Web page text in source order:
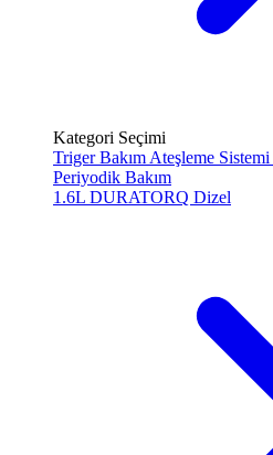
Kategori Seçimi
Triger Bakım Ateşleme Sistemi
Periyodik Bakım
1.6L DURATORQ Dizel